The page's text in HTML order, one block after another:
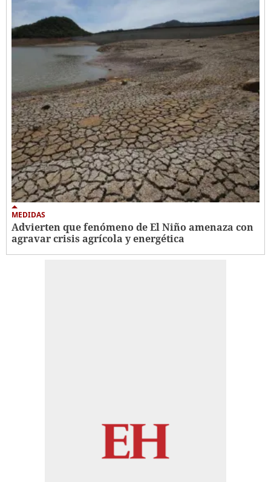
MEDIDAS
Advierten que fenómeno de El Niño amenaza con
agravar crisis agrícola y energética